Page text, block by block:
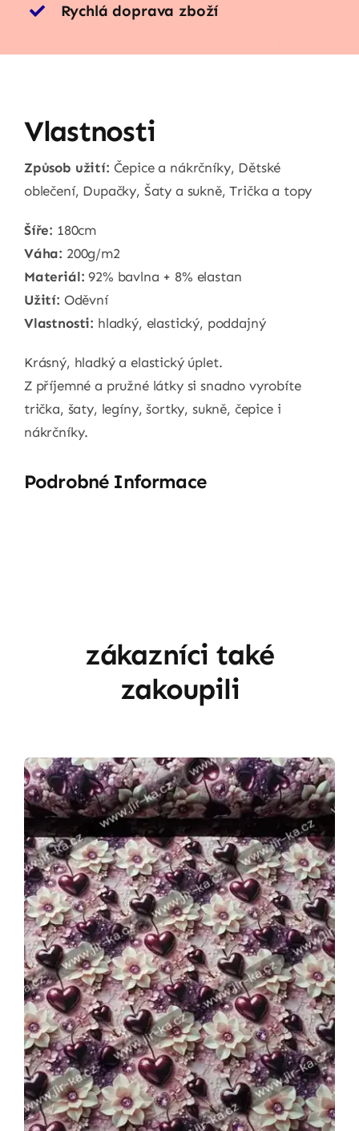
Rychlá doprava zboží
Vlastnosti
Způsob užití: Čepice a nákrčníky, Dětské
oblečení, Dupačky, Šaty a sukně, Trička a topy
Šíře: 180cm
Váha: 200g/m2
Materiál: 92% bavlna + 8% elastan
Užití: Oděvní
Vlastnosti: hladký, elastický, poddajný
Krásný, hladký a elastický úplet.
Z příjemné a pružné látky si snadno vyrobíte
trička, šaty, legíny, šortky, sukně, čepice i
nákrčníky.
Podrobné Informace
zákazníci také
zakoupili